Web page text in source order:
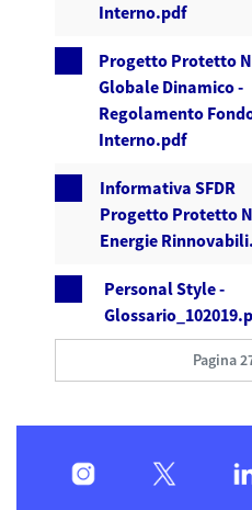
Interno.pdf
Progetto Protetto
Globale Dinamico -
Regolamento
Interno.pdf
Informativa SFDR
Progetto Protetto
Energie
Personal Style -
Pagina